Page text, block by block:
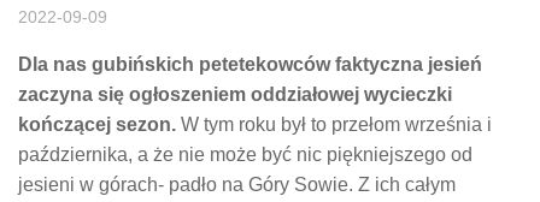
2022-09-09
Dla nas gubińskich petetekowców faktyczna jesień
zaczyna się ogłoszeniem oddziałowej wycieczki
kończącej sezon. W tym roku był to przełom września i
października, a że nie może być nic piękniejszego od
jesieni w górach- padło na Góry Sowie. Z ich całym